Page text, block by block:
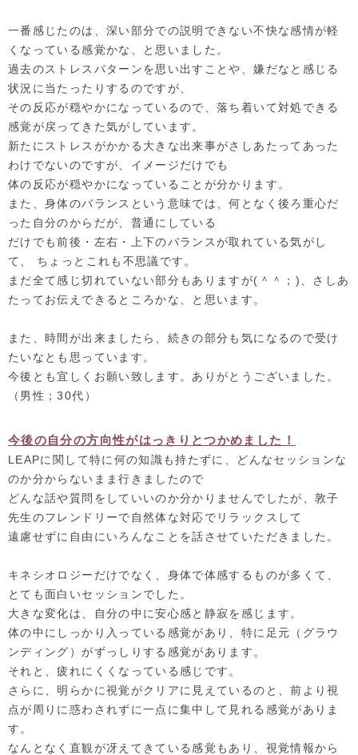
一番感じたのは、深い部分での説明できない不快な感情が軽
くなっている感覚かな、と思いました。
過去のストレスパターンを思い出すことや、嫌だなと 感じる
状況に当たったりするのですが、
その反応が穏やかになっているので、落ち着いて対処できる
感覚が 戻ってきた気がしています。
新たにストレスがかかる大きな出来事がさしあたってあった
わけでないのですが、イメージだけでも
体の反応が穏やかになっていることが分かります。
また、身体のバランスという意味では、何となく後ろ重心だ
った自分のからだが、普通にしている
だけでも前後・左右・上下のバランスが取れている気がし
て、 ちょっとこれも不思議です。
まだ全て感じ切れていない部分もありますが(＾＾；)、さしあ
たってお伝えできるところかな、と思います。
また、時間が出来ましたら、続きの部分も気になるので受け
たいなとも思っています。
今後とも宜しくお願い致します。ありがとうございました。
（男性；30代）
今後の自分の方向性がはっきりとつかめました！
LEAPに関して特に何の知識も持たずに、
どんなセッションな
のか分からないまま行きましたので
どんな話や質問をしていいのか分かりませんでしたが、 敦子
先生のフレンドリーで自然体な対応でリラックスして
遠慮せずに自由にいろんなことを話させていただきました。
キネシオロジーだけでなく、身体で体感するものが多くて、
とても面白いセッションでした。
大きな変化は、自分の中に安心感と静寂を感じます。
体の中にしっかり入っている感覚があり、特に足元（ グラウ
ンディング）がずっしりする感覚があります。
それと、疲れにくくなっている感じです。
さらに、明らかに視覚がクリアに見えているのと、前より視
点が周りに惑わされずに一点に集中して見れる感覚があり ま
す。
なんとなく直観が冴えてきている感覚もあり、 視覚情報から